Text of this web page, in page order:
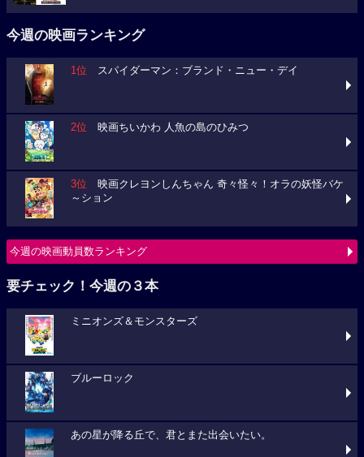
今週の映画ランキング
1位 スパイダーマン：ブランド・ニュー・デイ
2位 映画ちいかわ 人魚の島のひみつ
3位 映画クレヨンしんちゃん 奇々怪々！オラの妖怪バケ
～ション
今週の映画動員数ランキング
要チェック！今週の３本
ミニオンズ＆モンスターズ
ブルーロック
あの星が降る丘で、君とまた出会いたい。